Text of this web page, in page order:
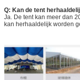
Q: Kan de tent
Ja. De tent kan meer dan
kan herhaaldelijk worden